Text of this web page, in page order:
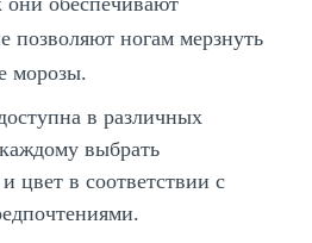
позволяют ногам мерзнуть
морозы.
в различных
выбрать
цвет в соответствии с